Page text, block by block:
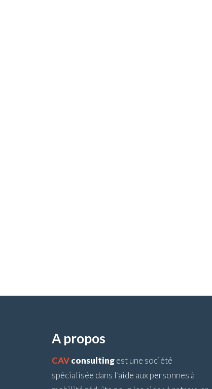
A propos
CAVconsultingest une société
spécialisée dans l’aide aux personnes à